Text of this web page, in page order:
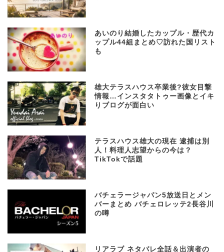
あいのり結婚したカップル・歴代カ
ップル44組まとめ♡訪れた国リスト
も
雄大テラスハウス卒業後?彼女目撃
情報…インスタタトゥー画像とイキ
りブログが面白い
テラスハウス雄大の現在 逮捕は別
人！料理人志望からの今は？
TikTokで話題
バチェラージャパン5放送日とメン
バーまとめ バチェロレッテ2長谷川
の噂
リアラブ ネタバレ全話＆出演者の